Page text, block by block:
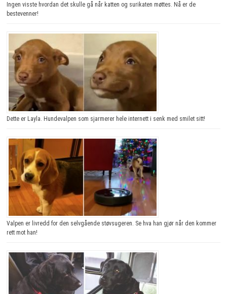
Ingen visste hvordan det skulle gå når katten og surikaten møttes. Nå er de
bestevenner!
Dette er Layla. Hundevalpen som sjarmerer hele internett i senk med smilet sitt!
Valpen er livredd for den selvgående støvsugeren. Se hva han gjør når den kommer
rett mot han!